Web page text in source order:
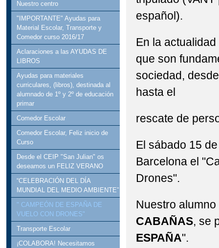
Nuestro centro
"IMPORTANTE" Ayudas para
Material Escolar, Transporte y
Comedor curso 2016/17
Aclaraciones a las AYUDAS DE
LIBROS
Ayudas para materiales
curriculares, (libros), destinada al
alumnado de 1º y 2º de educación
primar
Comedor Escolar
Comedor Escolar, Feliz inicio de
Curso
Desde el CEIP "San Julian" os
deseamos un FELIZ VERANO
“CELEBRACIÓN DEL DÍA
MUNDIAL DEL MEDIO AMBIENTE”
" CAMPEÓN DE ESPAÑA DE
VUELO CON DRONES"
Transporte Escolar
¡COLABORA! Necesitamos
español).
En la
que son
sociedad,
hasta el
rescate de
El sábado 15
Barcelona el
Drones".
Nuestro alumno
CABAÑAS, se
ESPAÑA".